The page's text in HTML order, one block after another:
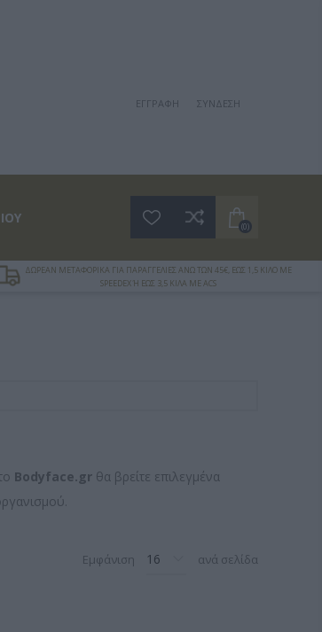
ΕΓΓΡΑΦΉ ΣΎΝΔΕΣΗ
(0)
ΔΩΡΕΑΝ ΜΕΤΑΦΟΡΙΚΑ ΓΙΑ ΠΑΡΑΓΓΕΛΙΕΣ ΑΝΩ ΤΩΝ 45€, ΕΩΣ 1,5 ΚΙΛΟ ΜΕ
SPEEDEX Ή ΕΩΣ 3,5 ΚΙΛΑ ΜΕ ACS
Bodyface.gr θα βρείτε επιλεγμένα
Εμφάνιση ανά σελίδα